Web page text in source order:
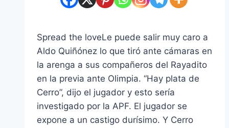
Spread the loveLe puede salir muy caro a
Aldo Quiñónez lo que tiró ante cámaras en
la arenga a sus compañeros del Rayadito
en la previa ante Olimpia. “Hay plata de
Cerro”, dijo el jugador y esto sería
investigado por la APF. El jugador se
expone a un castigo durísimo. Y Cerro